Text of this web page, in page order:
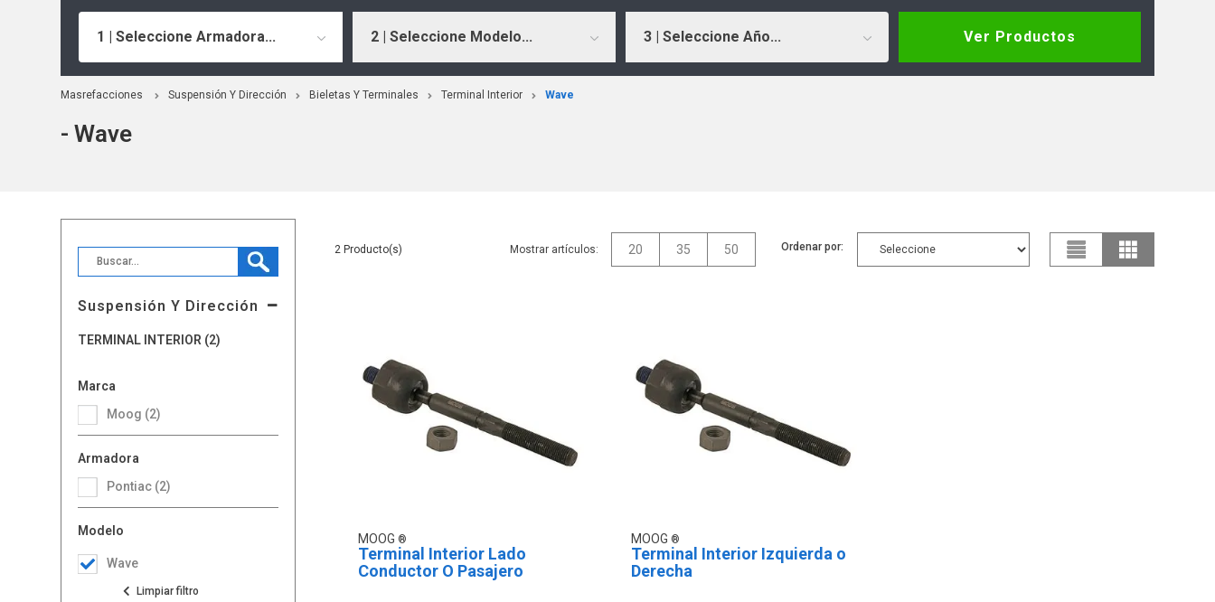
1 | Seleccione Armadora... 2 | Seleccione Modelo... 3 | Seleccione Año... Ver Productos
Masrefacciones Suspensión Y Dirección Bieletas Y Terminales Terminal Interior Wave
- Wave
Suspensión Y Dirección
TERMINAL INTERIOR (2)
Marca
Moog (2)
Armadora
Pontiac (2)
Modelo
Wave
2 Mostrar artículos: 20 35 50 Ordenar por:
MOOG
Terminal Interior Lado
Conductor O Pasajero
MOOG
Terminal Interior Izquierda o
Derecha